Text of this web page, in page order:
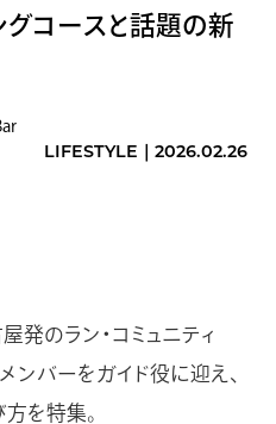
グコースと話題の新
LIFESTYLE ｜2026.02.26
発のラン・コミュニティ
メンバーをガイド役に迎え、
を特集。